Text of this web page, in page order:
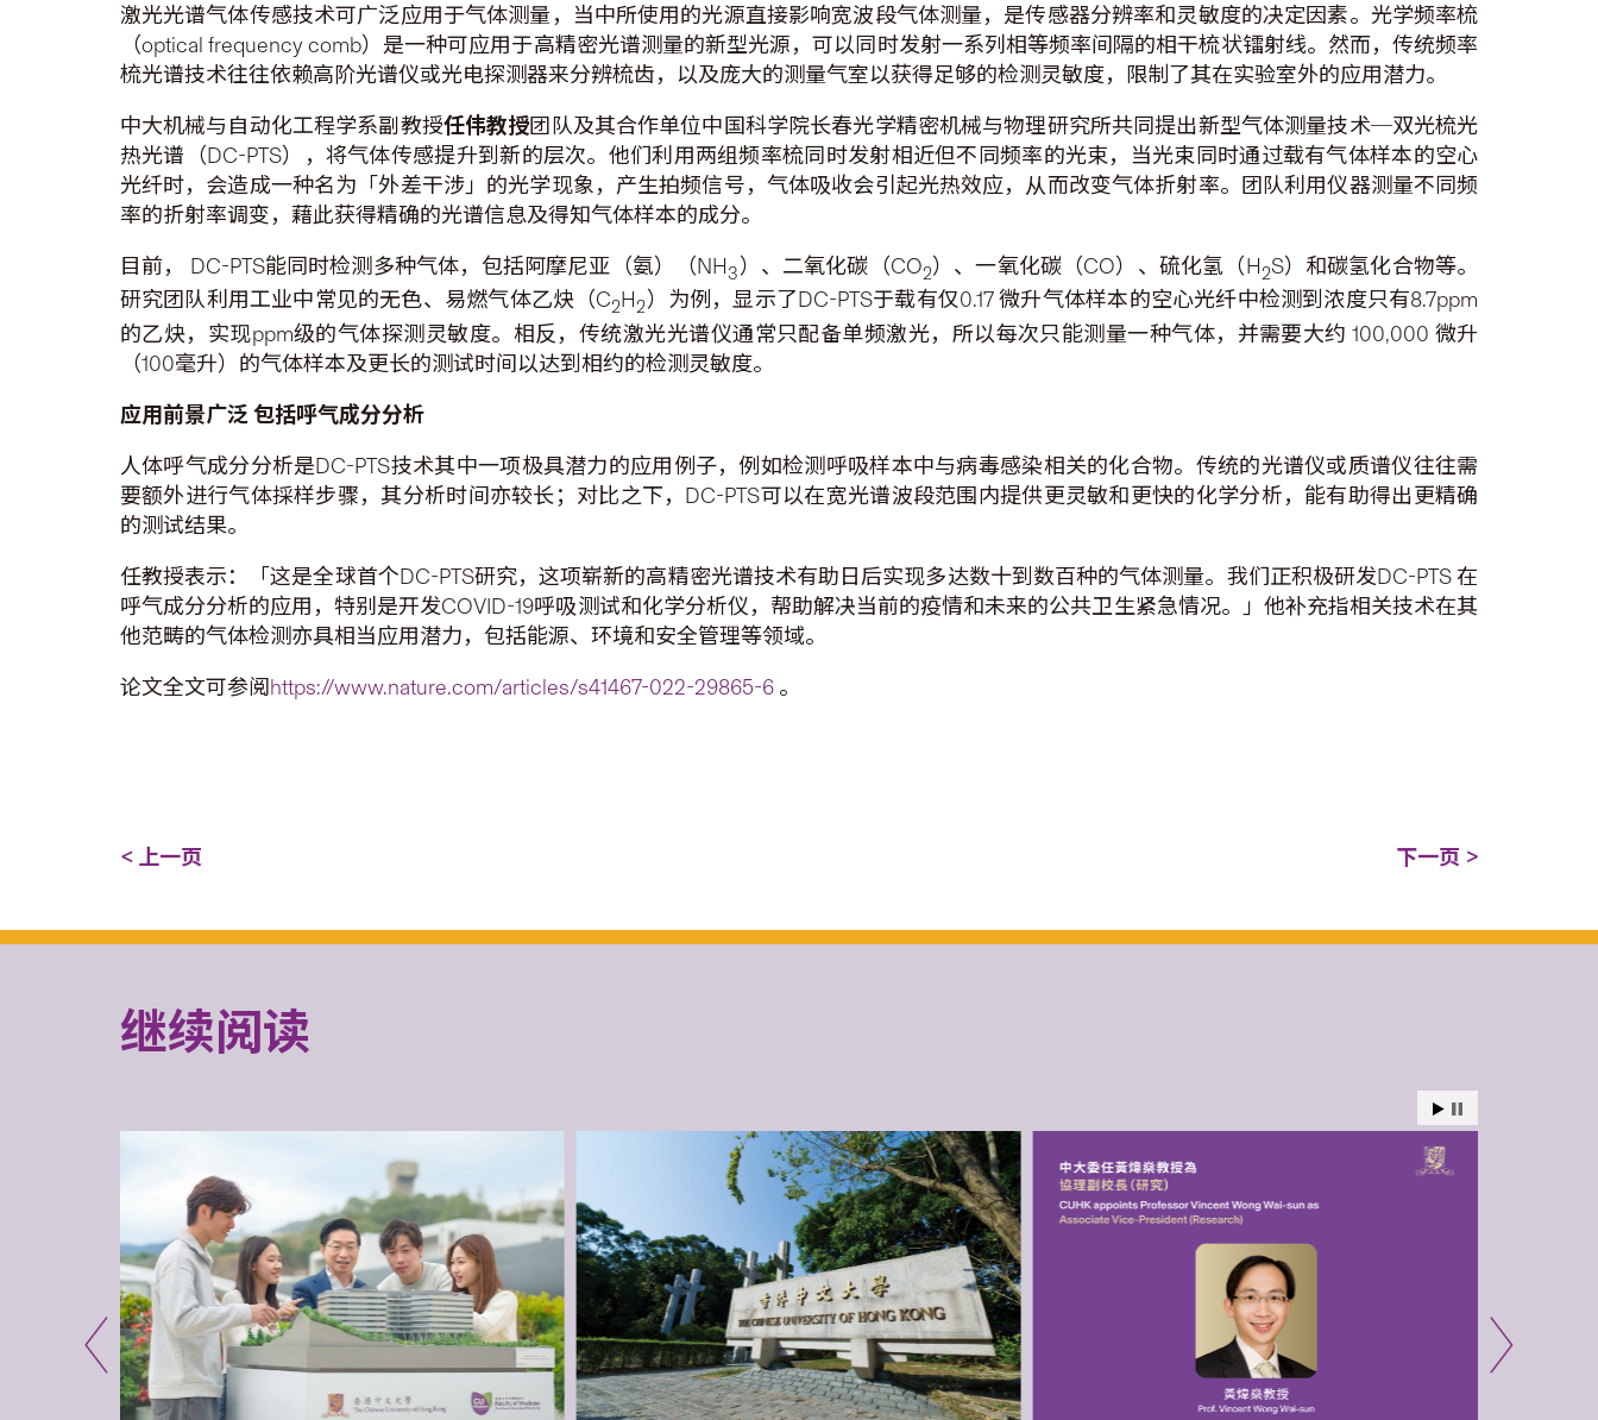
激光光谱气体传感技术可广泛应用于气体测量，当中所使用的光源直接影响宽波段气体测量，是传感器分辨率和灵敏度的决定因素。光学频率梳
（optical frequency comb）是一种可应用于高精密光谱测量的新型光源，可以同时发射一系列相等频率间隔的相干梳状镭射线。然而，传统频率
梳光谱技术往往依赖高阶光谱仪或光电探测器来分辨梳齿，以及庞大的测量气室以获得足够的检测灵敏度，限制了其在实验室外的应用潜力。
中大机械与自动化工程学系副教授任伟教授团队及其合作单位中国科学院长春光学精密机械与物理研究所共同提出新型气体测量技术─双光梳光
热光谱（DC-PTS），将气体传感提升到新的层次。他们利用两组频率梳同时发射相近但不同频率的光束，当光束同时通过载有气体样本的空心
光纤时，会造成一种名为「外差干涉」的光学现象，产生拍频信号，气体吸收会引起光热效应，从而改变气体折射率。团队利用仪器测量不同频
率的折射率调变，藉此获得精确的光谱信息及得知气体样本的成分。
目前， DC-PTS能同时检测多种气体，包括阿摩尼亚（氨）（NH3）、二氧化碳（CO2）、一氧化碳（CO）、硫化氢（H2S）和碳氢化合物等。
研究团队利用工业中常见的无色、易燃气体乙炔（C2H2）为例，显示了DC-PTS于载有仅0.17 微升气体样本的空心光纤中检测到浓度只有8.7ppm
的乙炔，实现ppm级的气体探测灵敏度。相反，传统激光光谱仪通常只配备单频激光，所以每次只能测量一种气体，并需要大约 100,000 微升
（100毫升）的气体样本及更长的测试时间以达到相约的检测灵敏度。
应用前景广泛包括呼气成分分析
人体呼气成分分析是DC-PTS技术其中一项极具潜力的应用例子，例如检测呼吸样本中与病毒感染相关的化合物。传统的光谱仪或质谱仪往往需
要额外进行气体採样步骤，其分析时间亦较长；对比之下，DC-PTS可以在宽光谱波段范围内提供更灵敏和更快的化学分析，能有助得出更精确
的测试结果。
任教授表示：「这是全球首个DC-PTS研究，这项崭新的高精密光谱技术有助日后实现多达数十到数百种的气体测量。我们正积极研发DC-PTS 在
呼气成分分析的应用，特别是开发COVID-19呼吸测试和化学分析仪，帮助解决当前的疫情和未来的公共卫生紧急情况。」他补充指相关技术在其
他范畴的气体检测亦具相当应用潜力，包括能源、环境和安全管理等领域。
论文全文可参阅https://www.nature.com/articles/s41467-022-29865-6。
< 上一页 下一页 >
继续阅读